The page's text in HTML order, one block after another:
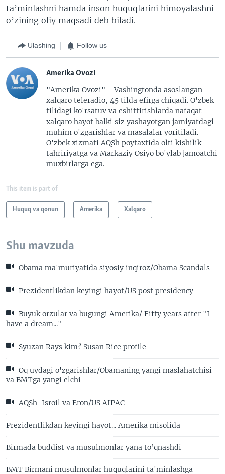
ta’minlashni hamda inson huquqlarini himoyalashni
o’zining oliy maqsadi deb biladi.
Ulashing Follow us
Amerika Ovozi
"Amerika Ovozi" - Vashingtonda asoslangan
xalqaro teleradio, 45 tilda efirga chiqadi. O'zbek
tilidagi ko'rsatuv va eshittirishlarda nafaqat
xalqaro hayot balki siz yashayotgan jamiyatdagi
muhim o'zgarishlar va masalalar yoritiladi.
O'zbek xizmati AQSh poytaxtida olti kishilik
tahririyatga va Markaziy Osiyo bo'ylab jamoatchi
muxbirlarga ega.
This item is part of
Huquq va qonun Amerika Xalqaro
Shu mavzuda
Obama ma'muriyatida siyosiy inqiroz/Obama Scandals
Prezidentlikdan keyingi hayot/US post presidency
Buyuk orzular va bugungi Amerika/ Fifty years after "I
have a dream..."
Syuzan Rays kim? Susan Rice profile
Oq uydagi o'zgarishlar/Obamaning yangi maslahatchisi
va BMTga yangi elchi
AQSh-Isroil va Eron/US AIPAC
Prezidentlikdan keyingi hayot... Amerika misolida
Birmada buddist va musulmonlar yana to’qnashdi
BMT Birmani musulmonlar huquqlarini ta'minlashga